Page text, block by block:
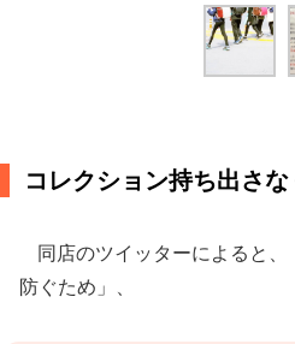
コレクション持ち出さ
同店のツイッターによると、
防ぐため」、